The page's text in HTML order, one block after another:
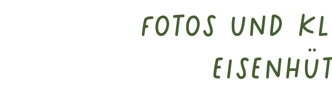
Fotos und